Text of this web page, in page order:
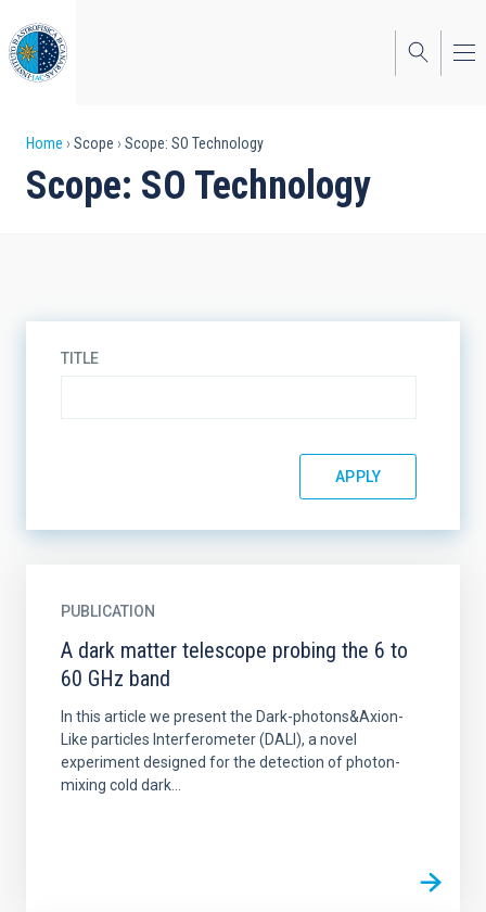
to
main
content
Breadcrumb
Home Scope Scope: SO Technology
Scope: SO Technology
TITLE
PUBLICATION
A dark matter telescope probing the 6 to
60 GHz band
In this article we present the Dark-photons&Axion-
Like particles Interferometer (DALI), a novel
experiment designed for the detection of photon-
mixing cold dark...